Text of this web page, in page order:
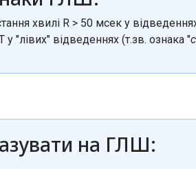
хвилі R > 50 мсек у
у "лівих" відведеннях (т.зв. ознака "
на ГЛШ: